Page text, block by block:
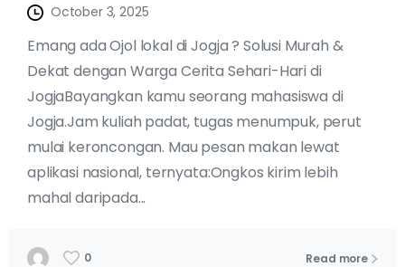
October 3, 2025
Emang ada Ojol lokal di Jogja ? Solusi Murah &
Dekat dengan Warga Cerita Sehari-Hari di
JogjaBayangkan kamu seorang mahasiswa di
Jogja.Jam kuliah padat, tugas menumpuk, perut
mulai keroncongan. Mau pesan makan lewat
aplikasi nasional, ternyata:Ongkos kirim lebih
mahal daripada...
0 Read more